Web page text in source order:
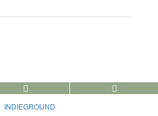
INDIEGROUND